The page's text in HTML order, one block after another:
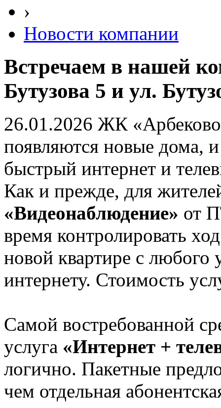
›
Новости компании
Встречаем в нашей
Бутузова 5 и ул.
26.01.2026 ЖК
появляются новые дома,
быстрый интернет и
Как и прежде, для
«Видеонаблюдение» от
время контролировать
новой квартире с любого
интернету. Стоимость
Самой востребованной
услуга «Интернет +
логично. Пакетные
чем отдельная